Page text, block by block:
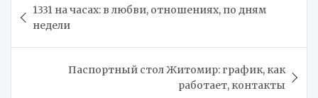
по
записям
1331 на часах: в любви, отношениях, по дням
недели
Паспортный стол Житомир: график, как
работает, контакты